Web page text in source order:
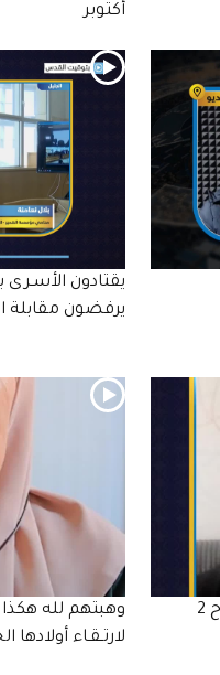
أكتوبر
يقتادون
يرفضون مقابلة
يوم الأرض فرصة لرص الصفوف وحماية أرواح 2
وهبتهم لله
لارتـقـاء أولادها